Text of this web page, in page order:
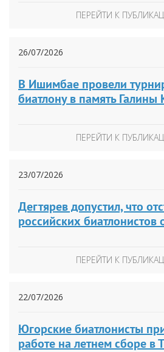
ПЕРЕЙТИ К
26/07/2026
В Ишимбае провели
биатлону в память Галины
ПЕРЕЙТИ К
23/07/2026
Дегтярев допустил, что
российских биатлонистов
ПЕРЕЙТИ К
22/07/2026
Югорские биатлонисты
работе на летнем сборе в